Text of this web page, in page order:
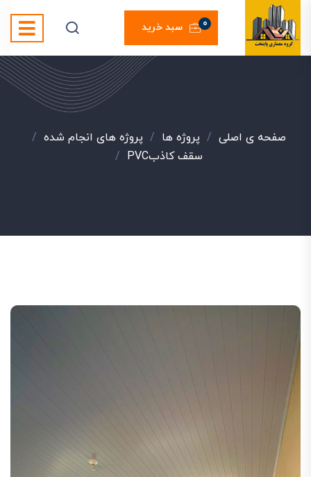
سبد خرید 0
صفحه ی اصلی / پروژه ها / پروژه های انجام شده /
سقف کاذبPVC
/